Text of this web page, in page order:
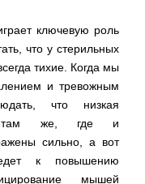
ключевую роль
что у стерильных
тихие. Когда мы
и тревожным
что низкая
там же, где и
сильно, а вот
к повышению
мышей